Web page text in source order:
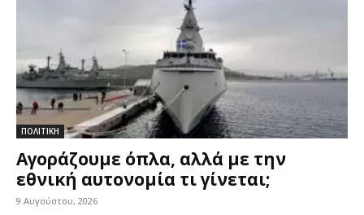
ΠΟΛΙΤΙΚΗ
Αγοράζουμε όπλα, αλλά με την
εθνική αυτονομία τι γίνεται;
9 Αυγούστου, 2026